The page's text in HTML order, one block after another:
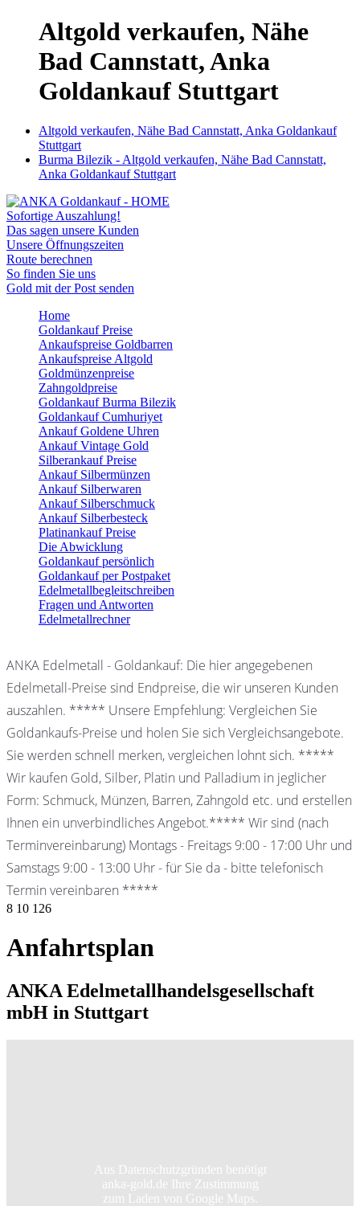
Altgold verkaufen, Nähe
Bad Cannstatt, Anka
Goldankauf Stuttgart
Altgold verkaufen, Nähe Bad Cannstatt, Anka Goldankauf
Stuttgart
Burma Bilezik - Altgold verkaufen, Nähe Bad Cannstatt,
Anka Goldankauf Stuttgart
Sofortige Auszahlung!
Das sagen unsere Kunden
Unsere Öffnungszeiten
Route berechnen
So finden Sie uns
Gold mit der Post senden
Home
Goldankauf Preise
Ankaufspreise Goldbarren
Ankaufspreise Altgold
Goldmünzenpreise
Zahngoldpreise
Goldankauf Burma Bilezik
Goldankauf Cumhuriyet
Ankauf Goldene Uhren
Ankauf Vintage Gold
Silberankauf Preise
Ankauf Silbermünzen
Ankauf Silberwaren
Ankauf Silberschmuck
Ankauf Silberbesteck
Platinankauf Preise
Die Abwicklung
Goldankauf persönlich
Goldankauf per Postpaket
Edelmetallbegleitschreiben
Fragen und Antworten
Edelmetallrechner
ANKA Edelmetall - Goldankauf: Die hier angegebenen
Edelmetall-Preise sind Endpreise, die wir unseren Kunden
auszahlen. ***** Unsere Empfehlung: Vergleichen Sie
Goldankaufs-Preise und holen Sie sich Vergleichsangebote.
Sie werden schnell merken, vergleichen lohnt sich. *****
Wir kaufen Gold, Silber, Platin und Palladium in jeglicher
Form: Schmuck, Münzen, Barren, Zahngold etc. und erstellen
Ihnen ein unverbindliches Angebot.***** Wir sind (nach
Terminvereinbarung) Montags - Freitags 9:00 - 17:00 Uhr und
Samstags 9:00 - 13:00 Uhr - für Sie da - bitte telefonisch
Termin vereinbaren *****
8 10 126
Anfahrtsplan
ANKA Edelmetallhandelsgesellschaft
mbH in Stuttgart
Aus Datenschutzgründen benötigt
anka-gold.de Ihre Zustimmung
zum Laden von Google Maps.